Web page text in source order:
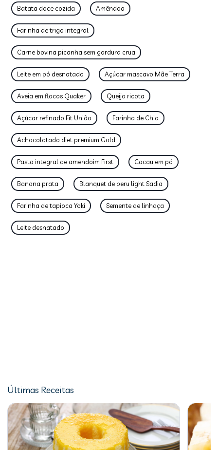
Batata doce cozida Amêndoa
Farinha de trigo integral
Carne bovina picanha sem gordura crua
Leite em pó desnatado Açúcar mascavo Mãe Terra
Aveia em flocos Quaker Queijo ricota
Açúcar refinado Fit União Farinha de Chia
Achocolatado diet premium Gold
Pasta integral de amendoim First Cacau em pó
Banana prata Blanquet de peru light Sadia
Farinha de tapioca Yoki Semente de linhaça
Leite desnatado
Últimas Receitas